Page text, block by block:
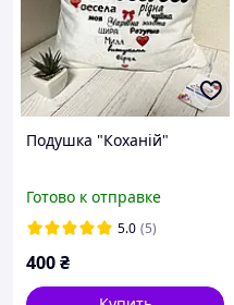
Подушка "Коханій"
Готово к отправке
5.0 (5)
400₴